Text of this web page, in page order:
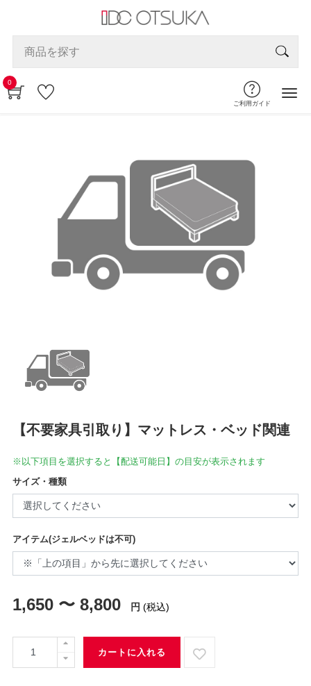
0
ご利用ガイド
【不要家具引取り】マットレス・ベッド関連
※以下項目を選択すると【配送可能日】の目安が表示されます
サイズ・種類
アイテム(ジェルベッドは不可)
1,650 〜 8,800 円 (税込)
カートに入れる